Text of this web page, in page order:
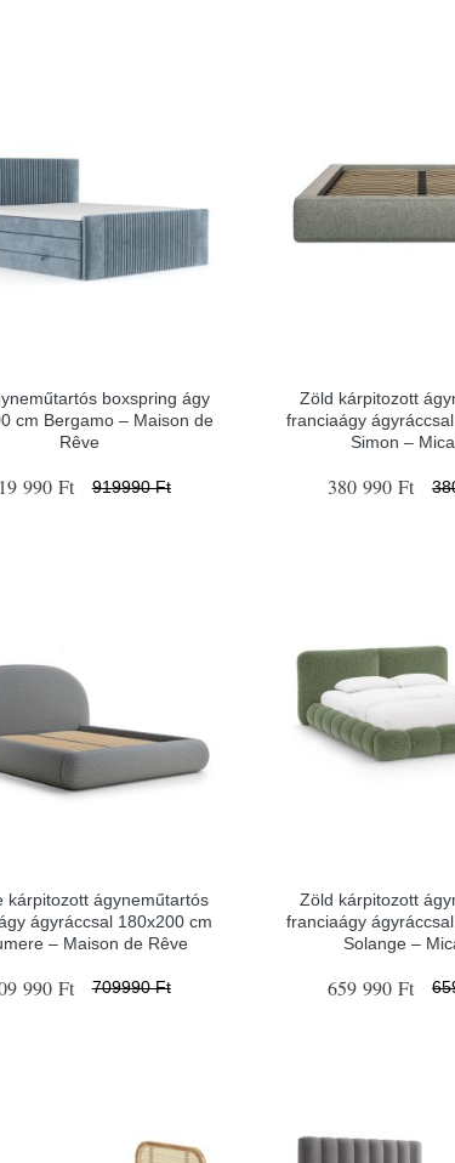
boxspring ágy
cm Bergamo – Maison de
Rêve
990 Ft 919990 Ft
Zöld kárpitozott
franciaágy
Simon –
380 990 Ft
kárpitozott ágyneműtartós
ágyráccsal 180x200 cm
– Maison de Rêve
990 Ft 709990 Ft
Zöld kárpitozott
franciaágy
Solange –
659 990 Ft